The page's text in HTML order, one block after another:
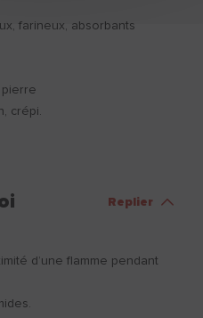
farineux, absorbants
pierre
crépi.
Replier
d’une flamme pendant